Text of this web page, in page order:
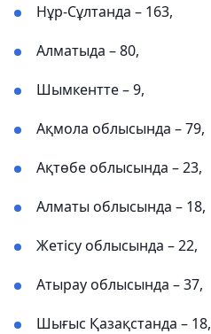
Нұр-Сұлтанда – 163,
Алматыда – 80,
Шымкентте – 9,
Ақмола облысында – 79,
Ақтөбе облысында – 23,
Алматы облысында – 18,
Жетісу облысында – 22,
Атырау облысында – 37,
Шығыс Қазақстанда – 18,